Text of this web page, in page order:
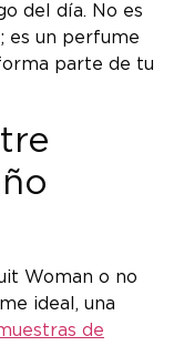
del día. No es
es un perfume
parte de tu
Woman o no
ideal, una
de